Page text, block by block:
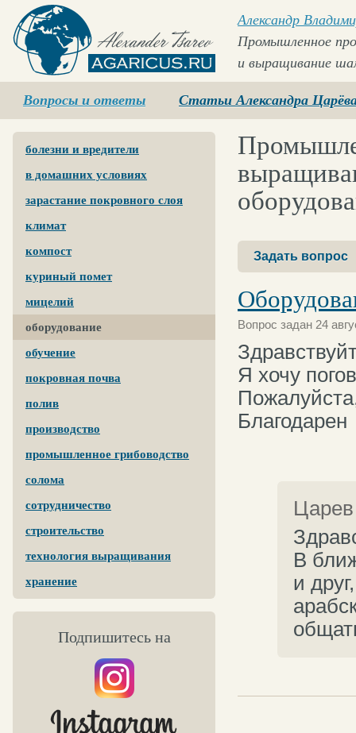
Agaricus.ru
Александр
Промышленное
и выращивание
Вопросы и ответы Статьи Александра
болезни и вредители
в домашних условиях
зарастание покровного слоя
климат
компост
куриный помет
мицелий
оборудование
обучение
покровная почва
полив
производство
промышленное грибоводство
солома
сотрудничество
строительство
технология выращивания
хранение
Подпишитесь на
Задать вопрос
Вопрос задан 24
Я хочу
Благодарен
В
и